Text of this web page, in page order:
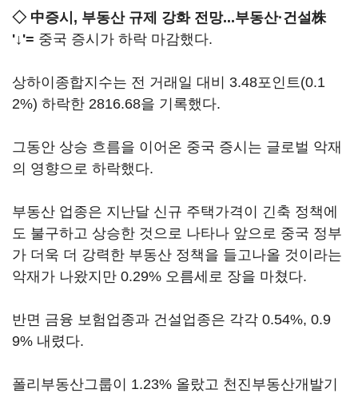
◇ 中증시, 부동산 규제 강화 전망...부동산·건설株
'↓'= 중국 증시가 하락 마감했다.
상하이종합지수는 전 거래일 대비 3.48포인트(0.1
2%) 하락한 2816.68을 기록했다.
그동안 상승 흐름을 이어온 중국 증시는 글로벌 악재
의 영향으로 하락했다.
부동산 업종은 지난달 신규 주택가격이 긴축 정책에
도 불구하고 상승한 것으로 나타나 앞으로 중국 정부
가 더욱 더 강력한 부동산 정책을 들고나올 것이라는
악재가 나왔지만 0.29% 오름세로 장을 마쳤다.
반면 금융 보험업종과 건설업종은 각각 0.54%, 0.9
9% 내렸다.
폴리부동산그룹이 1.23% 올랐고 천진부동산개발기